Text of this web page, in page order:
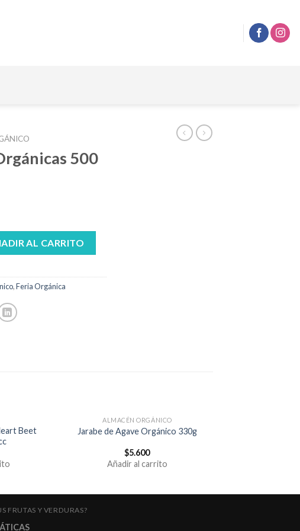
500
grs cantidad
AL CARRITO
,Feria Orgánica
Beet
ALMACÉN ORGÁNICO
Jarabe de Agave Orgánico 330g
$5.600
Añadir al carrito
FRUTAS Y VERDURAS?